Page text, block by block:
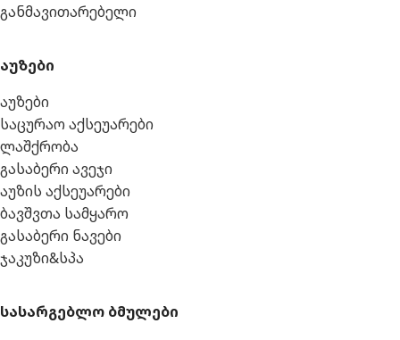
განმავითარებელი
აუზები
აუზები
საცურაო აქსეუარები
ლაშქრობა
გასაბერი ავეჯი
აუზის აქსეუარები
ბავშვთა სამყარო
გასაბერი ნავები
ჯაკუზი&სპა
სასარგებლო ბმულები